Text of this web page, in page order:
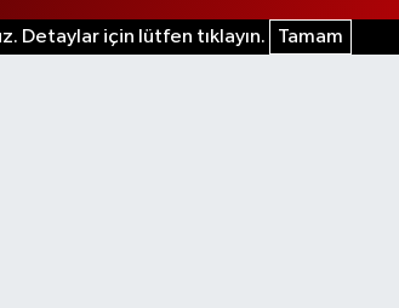
Detaylar için lütfen tıklayın. Tamam